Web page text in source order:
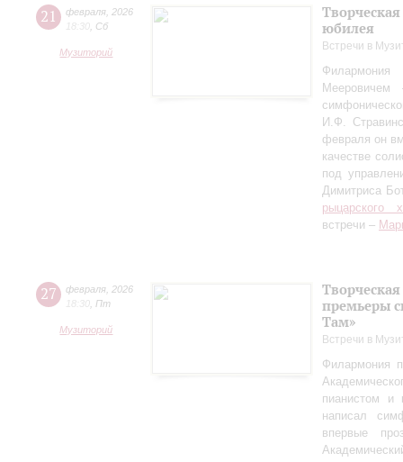
21 февраля 2026
18:30
Сб
Музиторий
юбилея
Встречи в
Мееровичем
И.Ф.
февраля он
качестве
под
Димитриса
рыцарского
встречи –
27 февраля 2026
18:30 Пт
Музиторий
премьеры
Там»
Встречи в
Филармония
пианистом и
написал
впервые